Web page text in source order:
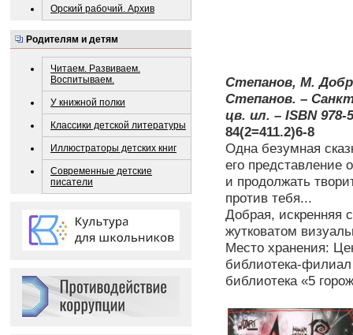
Орский рабочий. Архив
Родителям и детям
Читаем. Развиваем.
Воспитываем.
У книжной полки
Классики детской литературы
Иллюстраторы детских книг
Современные детские
писатели
Степанов, М.
Степанов. –
цв. ил. – ISBN 978-
84(2=411.2)6-8
Одна безумная
его представление
и продолжать
против тебя...
Добрая, искренняя
жутковатом
Место хранения:
библиотека-
библиотека «5